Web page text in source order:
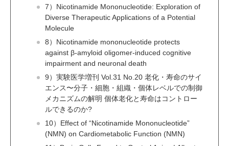
7）Nicotinamide Mononucleotide: Exploration of
Diverse Therapeutic Applications of a Potential
Molecule
8）Nicotinamide mononucleotide protects
against β-amyloid oligomer-induced cognitive
impairment and neuronal death
9）実験医学増刊 Vol.31 No.20 老化・寿命のサイ
エンス〜分子・細胞・組織・個体レベルでの制御
メカニズムの解明 個体老化と寿命はコントロー
ルできるのか?
10）Effect of “Nicotinamide Mononucleotide”
(NMN) on Cardiometabolic Function (NMN)